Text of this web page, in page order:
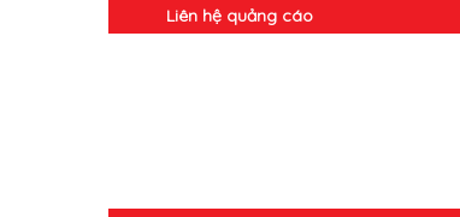
Liên hệ quảng cáo